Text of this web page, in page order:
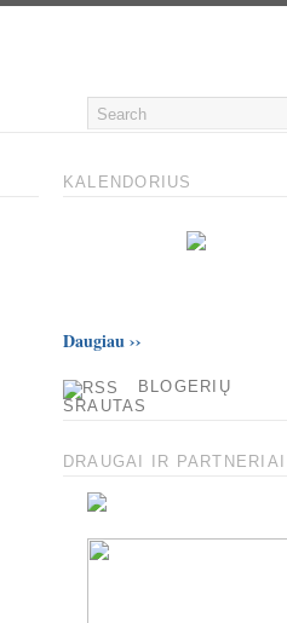
KALENDORIUS
Daugiau››
BLOGERIŲ
SRAUTAS
DRAUGAI IR PARTNERIAI